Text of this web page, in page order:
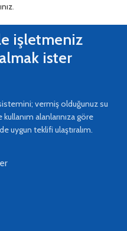
.
işletmeniz
ister
vermiş olduğunuz su
alanlarınıza göre
uygun teklifi ulaştıralım.